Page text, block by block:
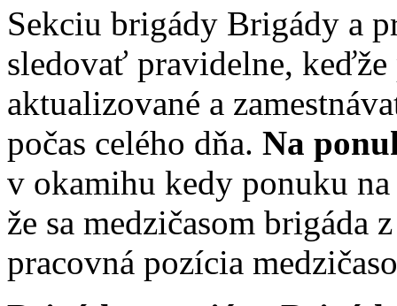
Sekciu brigády Brigády a
sledovať pravidelne, keďže
aktualizované a
počas celého dňa. Na
v okamihu kedy ponuku
že sa medzičasom brigáda
pracovná pozícia